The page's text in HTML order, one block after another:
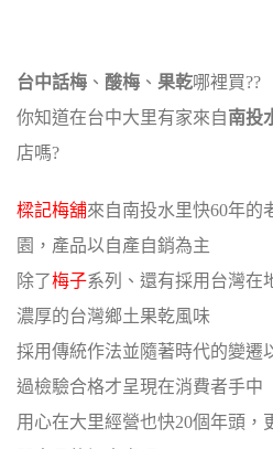
台中話梅 、 酸梅 、 果乾哪裡買??
你知道在台中大里有家來自南投
店嗎?
樑記梅舖來自南投水里快60年的
園，產品以自產自銷為主
除了梅子系列、還有採用台灣在
濃厚的台灣鄉土果乾風味
採用傳統作法並隨著時代的變遷
過檢驗合格才呈現在消費者手中
用心在大里經營也快20個年頭，